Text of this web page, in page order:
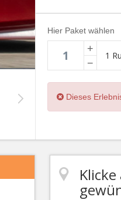
Hier Paket wählen
+
−
Dieses